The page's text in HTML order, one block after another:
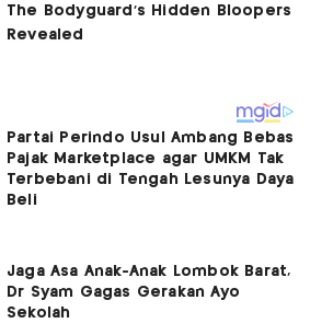
Partai Perindo Usul Ambang Bebas
Pajak Marketplace agar UMKM Tak
Terbebani di Tengah Lesunya Daya
Beli
Jaga Asa Anak-Anak Lombok Barat,
Dr Syam Gagas Gerakan Ayo
Sekolah